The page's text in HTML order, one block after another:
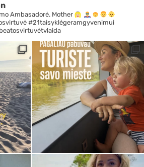
Ambasadorė. Mother
#21taisyklėgeramgyvenimui